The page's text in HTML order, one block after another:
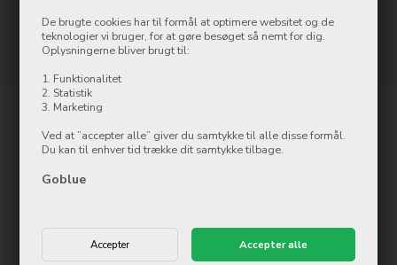
De brugte cookies har til formål at optimere websitet og de
teknologier vi bruger, for at gøre besøget så nemt for dig.
Oplysningerne bliver brugt til:
1. Funktionalitet
2. Statistik
3. Marketing
Ved at ”accepter alle” giver du samtykke til alle disse formål.
Du kan til enhver tid trække dit samtykke tilbage.
Goblue
Side 1/1
Kontakt
Goblue.dk
Østergade 8
7500 Holstebro